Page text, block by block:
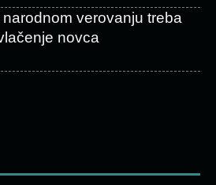
verovanju treba
novca